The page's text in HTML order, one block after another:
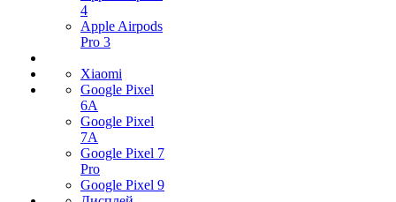
4
Apple Airpods
Pro 3
Xiaomi
Google Pixel
6A
Google Pixel
7А
Google Pixel 7
Pro
Google Pixel 9